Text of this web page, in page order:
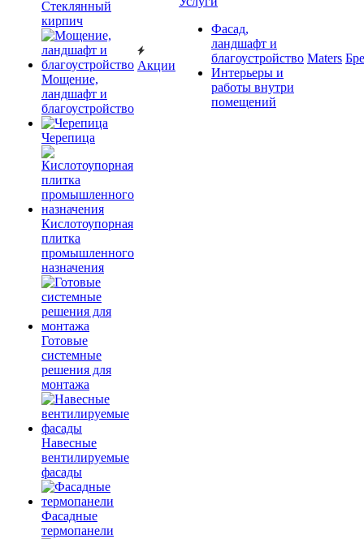
Cтеклянный
кирпич
Мощение,
ландшафт и
благоустройство
Черепица
Кислотоупорная
плитка
промышленного
назначения
Готовые
системные
решения для
монтажа
Навесные
вентилируемые
фасады
Фасадные
термопанели
Акции
Фасад,
ландшафт и
благоустройство
Интерьеры и
работы внутри
помещений
Maters